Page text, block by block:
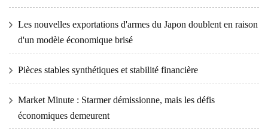
Les nouvelles exportations d'armes du Japon doublent en raison
d'un modèle économique brisé
Pièces stables synthétiques et stabilité financière
Market Minute : Starmer démissionne, mais les défis
économiques demeurent